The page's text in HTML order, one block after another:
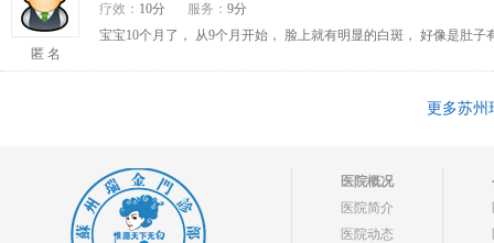
匿 名
疗效： 10分 服务： 9分
宝宝10个月了， 从9个月开始， 脸上就有明显的白斑， 好像是肚
更多苏州
医院概况
医院简介
医院动态